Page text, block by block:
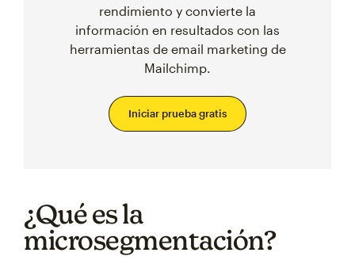
rendimiento y convierte la
información en resultados con las
herramientas de email marketing de
Mailchimp.
Iniciar prueba gratis
¿Qué es la
microsegmentación?